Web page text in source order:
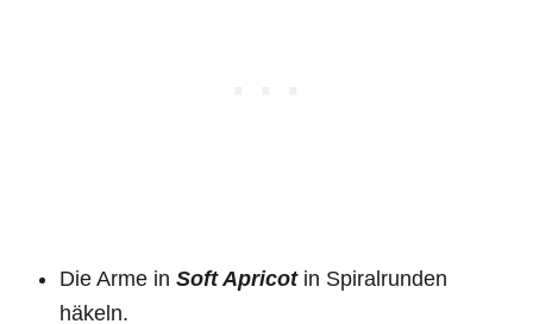
Die Arme in Soft Apricotin Spiralrunden
häkeln.